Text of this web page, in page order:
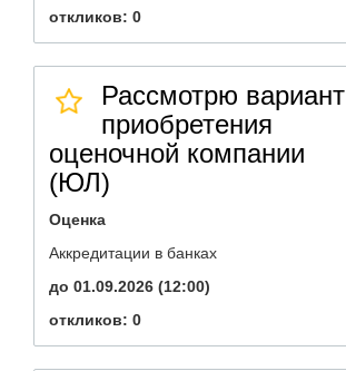
откликов: 0
Рассмотрю вариант
приобретения
оценочной компании
(ЮЛ)
Оценка
Аккредитации в банках
до 01.09.2026 (12:00)
откликов: 0